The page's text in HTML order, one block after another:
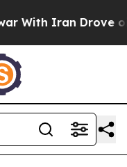
Iran Drove oil